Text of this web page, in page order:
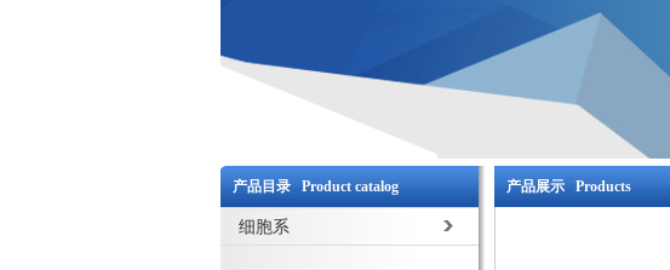
产品目录 Product catalog
细胞系
产品展示 Products